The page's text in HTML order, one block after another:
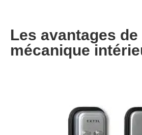
Les avantages
mécanique